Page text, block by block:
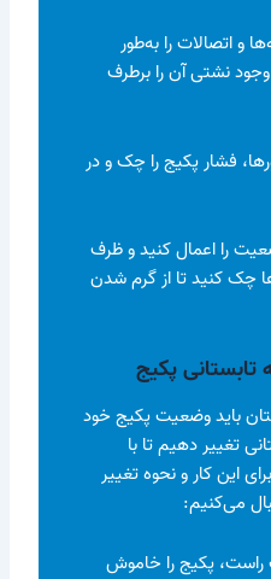
و اتصالات را به‌طور
نشتی آن را برطرف
فشار پکیج را چک و در
را اعمال کنید و ظرف
چک کنید تا از گرم شدن
تابستانی پکیج
باید وضعیت پکیج خود
تغییر دهیم تا با
این کار و نحوه تغییر
می‌کنیم:
راست، پکیج را خاموش